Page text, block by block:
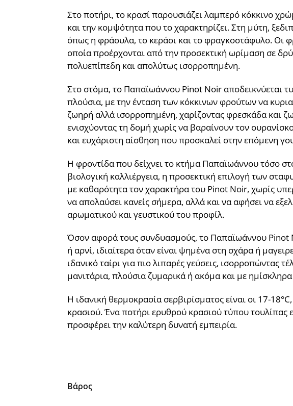
Στο ποτήρι, το κρασί παρουσιάζει λαμπερό κόκκινο
και την κομψότητα που το χαρακτηρίζει. Στη μύτη,
όπως η φράουλα, το κεράσι και το φραγκοστάφυλο. Οι
οποία προέρχονται από την προσεκτική ωρίμαση σε
πολυεπίπεδη και απολύτως ισορροπημένη.
Στο στόμα, το Παπαϊωάννου Pinot Noir αποδεικνύεται
πλούσια, με την ένταση των κόκκινων φρούτων να
ζωηρή αλλά ισορροπημένη, χαρίζοντας φρεσκάδα και
ενισχύοντας τη δομή χωρίς να βαραίνουν τον
και ευχάριστη αίσθηση που προσκαλεί στην επόμενη
Η φροντίδα που δείχνει το κτήμα Παπαϊωάννου τόσο
βιολογική καλλιέργεια, η προσεκτική επιλογή των
με καθαρότητα τον χαρακτήρα του Pinot Noir, χωρίς
να απολαύσει κανείς σήμερα, αλλά και να αφήσει να
αρωματικού και γευστικού του προφίλ.
Όσον αφορά τους συνδυασμούς, το Παπαϊωάννου Pinot
ή αρνί, ιδιαίτερα όταν είναι ψημένα στη σχάρα ή
ιδανικό ταίρι για πιο λιπαρές γεύσεις, ισορροπώντας
μανιτάρια, πλούσια ζυμαρικά ή ακόμα και με
Η ιδανική θερμοκρασία σερβιρίσματος είναι οι 17-
κρασιού. Ένα ποτήρι ερυθρού κρασιού τύπου τουλίπας
προσφέρει την καλύτερη δυνατή εμπειρία.
Βάρος